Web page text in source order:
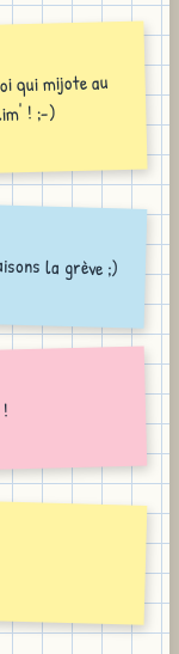
qui mijote au
! ;-)
la grève ;)